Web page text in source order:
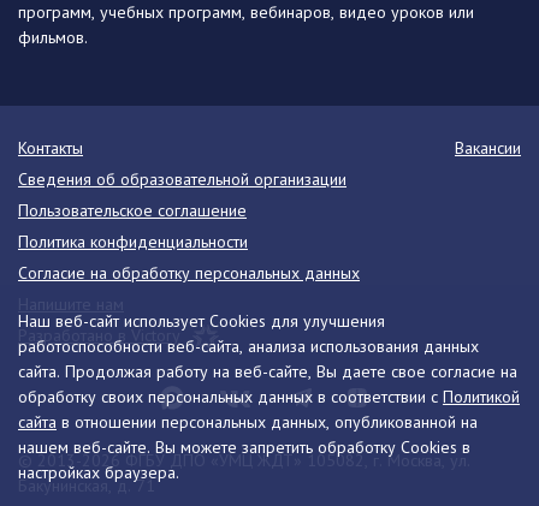
Наш веб-сайт использует Cookies для улучшения
работоспособности веб-сайта, анализа использования данных
сайта. Продолжая работу на веб-сайте, Вы даете свое согласие на
обработку своих персональных данных в соответствии с Политикой
сайта в отношении персональных данных, опубликованной на
нашем веб-сайте. Вы можете запретить обработку Cookies в
настройках браузера.
программ, учебных программ, вебинаров, видео уроков или
фильмов.
© 2013-2026 ФГБУ ДПО «УМЦ ЖДТ» 105082, г. Москва, ул.
Бакунинская, д. 71
Контакты
Вакансии
Сведения об образовательной организации
Пользовательское соглашение
Политика конфиденциальности
Согласие на обработку персональных данных
Разработано в Victory